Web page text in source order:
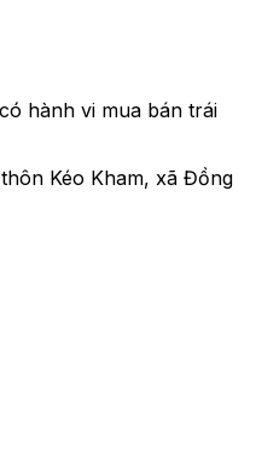
hành vi mua bán trái
Kéo Kham, xã Đồng